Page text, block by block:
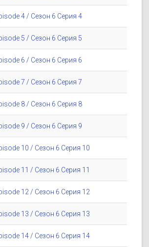
4 / Сезон 6 Серия 4
5 / Сезон 6 Серия 5
6 / Сезон 6 Серия 6
7 / Сезон 6 Серия 7
8 / Сезон 6 Серия 8
9 / Сезон 6 Серия 9
10 / Сезон 6 Серия 10
11 / Сезон 6 Серия 11
12 / Сезон 6 Серия 12
13 / Сезон 6 Серия 13
14 / Сезон 6 Серия 14